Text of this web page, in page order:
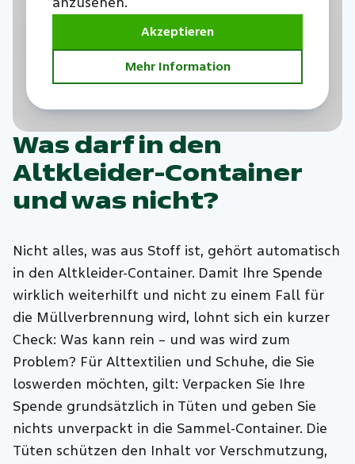
Akzeptieren
Mehr Information
Was darf in den
Altkleider-Container
und was nicht?
Nicht alles, was aus Stoff ist, gehört automatisch
in den Altkleider-Container. Damit Ihre Spende
wirklich weiterhilft und nicht zu einem Fall für
die Müllverbrennung wird, lohnt sich ein kurzer
Check: Was kann rein – und was wird zum
Problem? Für Alttextilien und Schuhe, die Sie
loswerden möchten, gilt: Verpacken Sie Ihre
Spende grundsätzlich in Tüten und geben Sie
nichts unverpackt in die Sammel-Container. Die
Tüten schützen den Inhalt vor Verschmutzung,